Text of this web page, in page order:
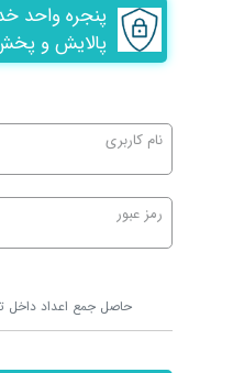
نام کاربری
رمز عبور
پنجره واحد
پالایش و